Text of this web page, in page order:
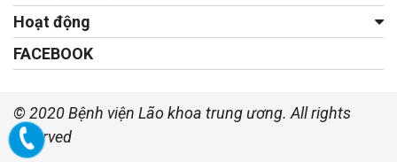
Hoạt động
FACEBOOK
© 2020 Bệnh viện Lão khoa trung ương. All rights
reserved